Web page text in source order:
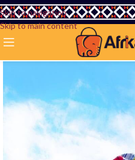
Skip to navigation
Skip to main content